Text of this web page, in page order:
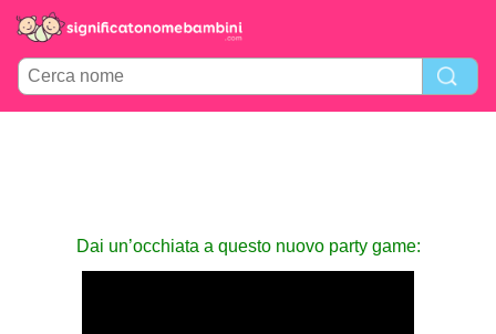
Dai un’occhiata a questo nuovo party game: